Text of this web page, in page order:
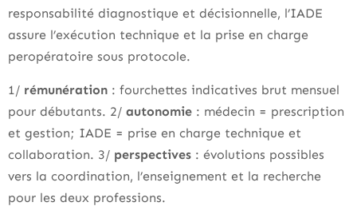
responsabilité diagnostique et décisionnelle, l’IADE
assure l’exécution technique et la prise en charge
peropératoire sous protocole.
1/ rémunération : fourchettes indicatives brut mensuel
pour débutants. 2/ autonomie : médecin = prescription
et gestion; IADE = prise en charge technique et
collaboration. 3/ perspectives : évolutions possibles
vers la coordination, l’enseignement et la recherche
pour les deux professions.